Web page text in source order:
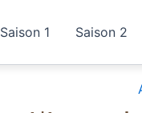
Saison 1 Saison 2